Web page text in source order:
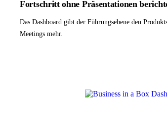
Fortschritt ohne Präsentationen
Das Dashboard gibt der Führungsebene den
Meetings mehr.